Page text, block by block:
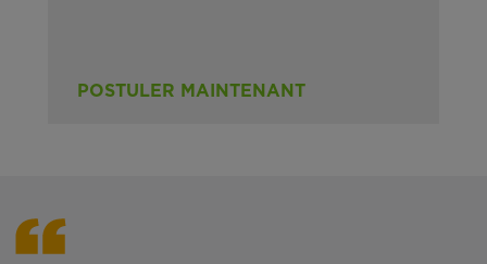
POSTULER MAINTENANT